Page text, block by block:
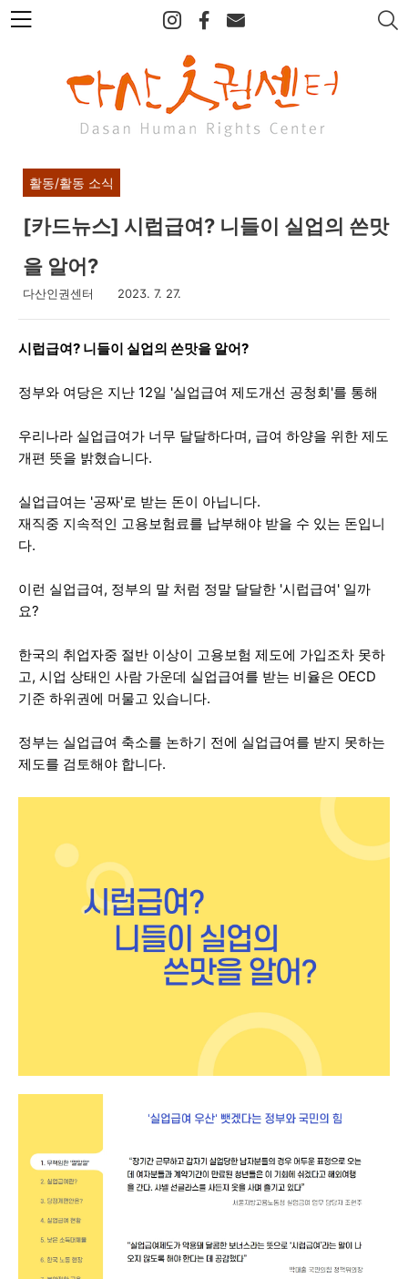
본
문
활동/활동 소식
[카드뉴스] 시럽급여? 니들이 실업의 쓴맛
을 알어?
다산인권센터 2023. 7. 27.
시럽급여? 니들이 실업의 쓴맛을 알어?
정부와 여당은 지난 12일 '실업급여 제도개선 공청회'를 통해
우리나라 실업급여가 너무 달달하다며, 급여 하양을 위한 제도
개편 뜻을 밝혔습니다.
실업급여는 '공짜'로 받는 돈이 아닙니다.
재직중 지속적인 고용보험료를 납부해야 받을 수 있는 돈입니
다.
이런 실업급여, 정부의 말 처럼 정말 달달한 '시럽급여' 일까
요?
한국의 취업자중 절반 이상이 고용보험 제도에 가입조차 못하
고, 시업 상태인 사람 가운데 실업급여를 받는 비율은 OECD
기준 하위권에 머물고 있습니다.
정부는 실업급여 축소를 논하기 전에 실업급여를 받지 못하는
제도를 검토해야 합니다.